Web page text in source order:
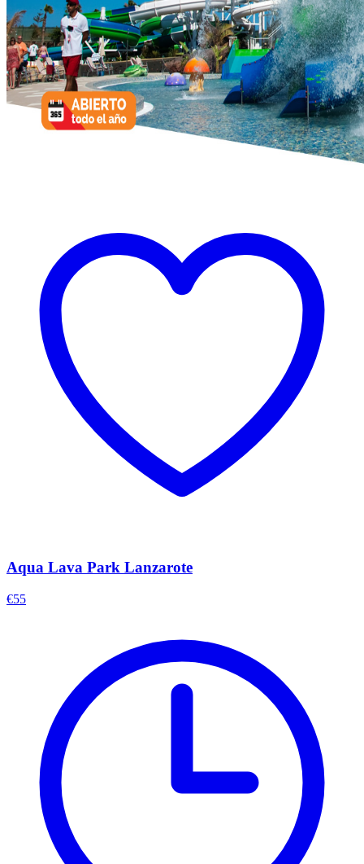
Aqua Lava Park Lanzarote
€55